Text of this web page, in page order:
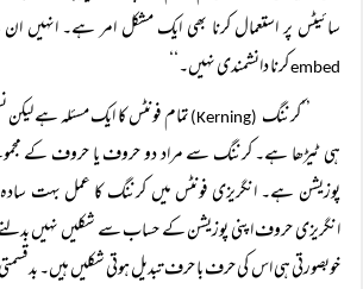
سائیٹس پر استعمال کرنا بھی ایک مشکل امر ہے۔ انہیں
embedکرنا دانشمندی نہیں۔‘‘
’’کرننگ (Kerning)
تمام فونٹس کا ایک مسئلہ ہے لیکن
ہی ٹیڑھا ہے۔ کرننگ سے مراد دو حروف یا حروف کے
پوزیشن ہے۔ انگریزی فونٹس میں کرننگ کا عمل بہت
انگریزی حروف اپنی پوزیشن کے حساب سے شکلیں نہیں بدلتے۔
خوبصورتی ہی اس کی حرف با حرف تبدیل ہوتی شکلیں ہیں۔